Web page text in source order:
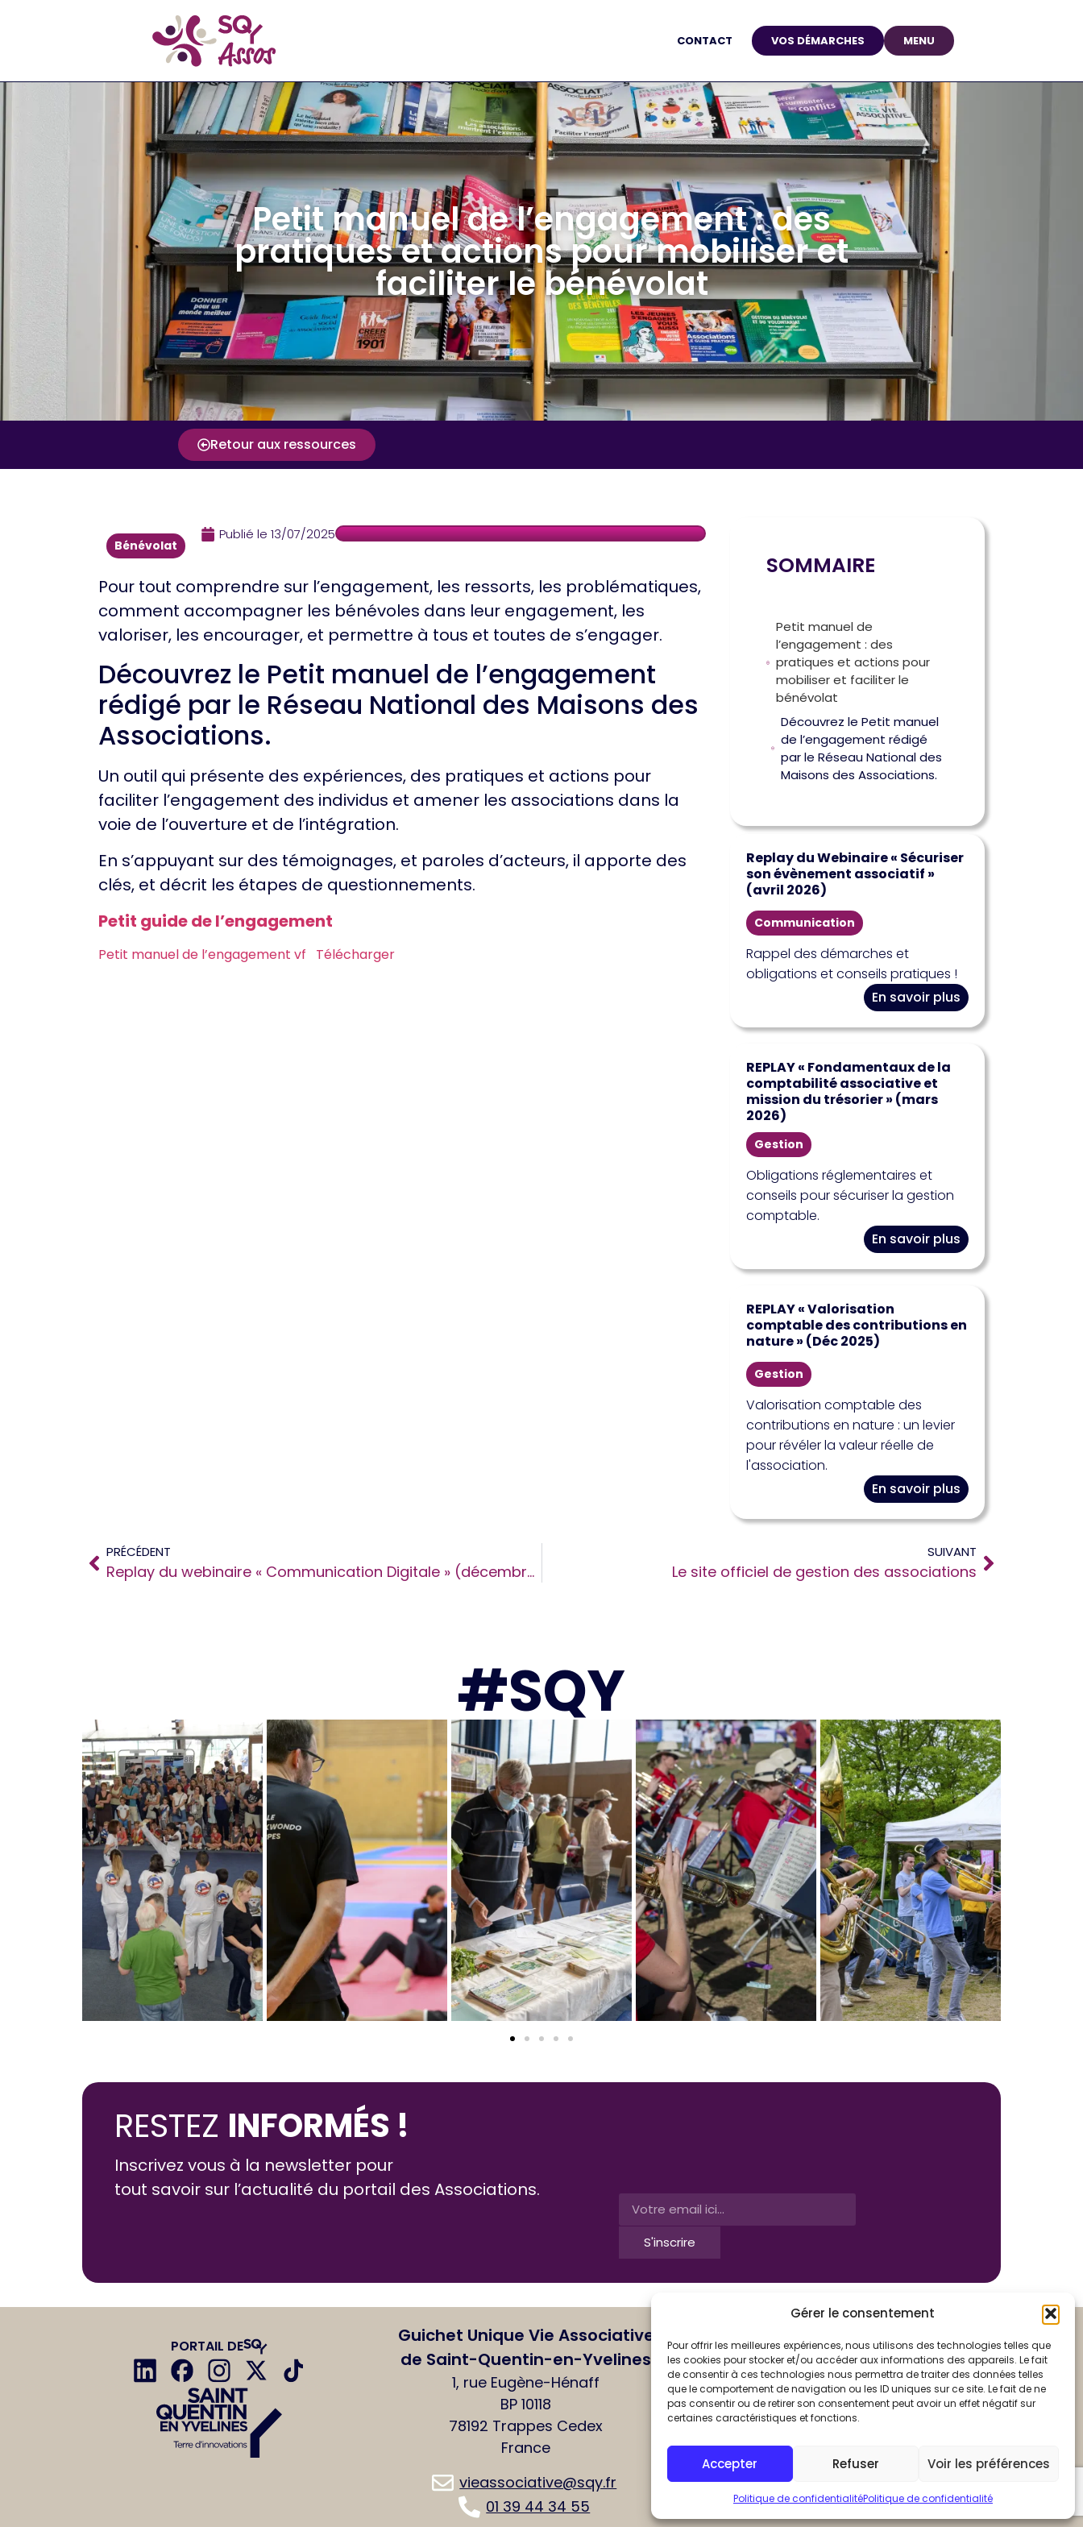
Gérer le consentement
Pour offrir les meilleures expériences, nous utilisons des technologies telles que
les cookies pour stocker et/ou accéder aux informations des appareils. Le fait
de consentir à ces technologies nous permettra de traiter des données telles
que le comportement de navigation ou les ID uniques sur ce site. Le fait de ne
pas consentir ou de retirer son consentement peut avoir un effet négatif sur
certaines caractéristiques et fonctions.
Accepter Refuser Voir les préférences
Politique de confidentialitéPolitique de confidentialité
CONTACT VOS DÉMARCHES MENU
Petit manuel de l’engagement : des
pratiques et actions pour mobiliser et
faciliter le bénévolat
Retour aux ressources
Bénévolat
Publié le 13/07/2025
Pour tout comprendre sur l’engagement, les ressorts, les problématiques,
comment accompagner les bénévoles dans leur engagement, les
valoriser, les encourager, et permettre à tous et toutes de s’engager.
Découvrez le Petit manuel de l’engagement
rédigé par le Réseau National des Maisons des
Associations.
Un outil qui présente des expériences, des pratiques et actions pour
faciliter l’engagement des individus et amener les associations dans la
voie de l’ouverture et de l’intégration.
En s’appuyant sur des témoignages, et paroles d’acteurs, il apporte des
clés, et décrit les étapes de questionnements.
Petit guide de l’engagement
Petit manuel de l’engagement vf Télécharger
SOMMAIRE
Petit manuel de
l’engagement : des
pratiques et actions pour
mobiliser et faciliter le
bénévolat
Découvrez le Petit manuel
de l’engagement rédigé
par le Réseau National des
Maisons des Associations.
Replay du Webinaire « Sécuriser
son évènement associatif »
(avril 2026)
Communication
Rappel des démarches et
obligations et conseils pratiques !
En savoir plus
REPLAY « Fondamentaux de la
comptabilité associative et
mission du trésorier » (mars
2026)
Gestion
Obligations réglementaires et
conseils pour sécuriser la gestion
comptable.
En savoir plus
REPLAY « Valorisation
comptable des contributions en
nature » (Déc 2025)
Gestion
Valorisation comptable des
contributions en nature : un levier
pour révéler la valeur réelle de
l'association.
En savoir plus
PRÉCÉDENT
Replay du webinaire « Communication Digitale » (décembre 2024)
SUIVANT
Le site officiel de gestion des associations
#SQY
RESTEZ INFORMÉS !
Inscrivez vous à la newsletter pour
tout savoir sur l’actualité du portail des Associations.
S'inscrire
PORTAIL DE
Guichet Unique Vie Associative
de Saint-Quentin-en-Yvelines
1, rue Eugène-Hénaff
BP 10118
78192 Trappes Cedex
France
vieassociative@sqy.fr
01 39 44 34 55
FAQ
Politique de confidentialité
Mentions légales
Plan du site